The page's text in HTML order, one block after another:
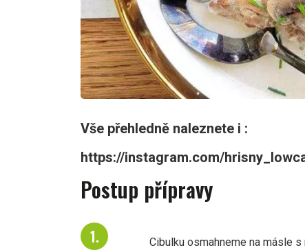
Vše přehledně naleznete i :
https://instagram.com/
Postup přípravy
Cibulku osmahneme na másle